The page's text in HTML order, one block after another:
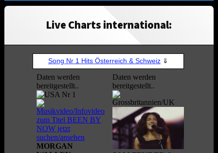
Live Charts international: